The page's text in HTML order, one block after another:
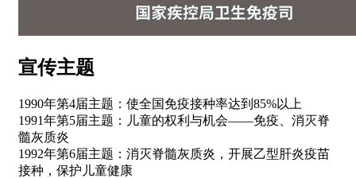
宣传主题
1990年第4届主题：使全国免疫接种率达到85%以上
1991年第5届主题：儿童的权利与机会——免疫、消灭脊
髓灰质炎
1992年第6届主题：消灭脊髓灰质炎，开展乙型肝炎疫苗
接种，保护儿童健康